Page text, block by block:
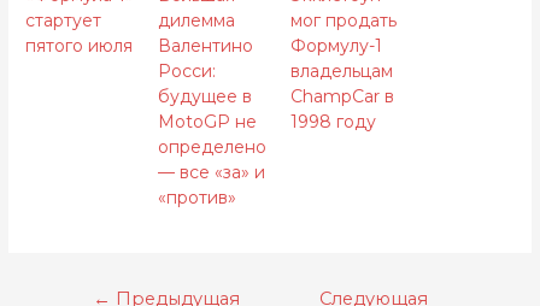
стартует
пятого июля
дилемма
Валентино
Росси:
будущее в
MotoGP не
определено
— все «за» и
«против»
мог продать
Формулу-1
владельцам
ChampCar в
1998 году
← Предыдущая
Следующая